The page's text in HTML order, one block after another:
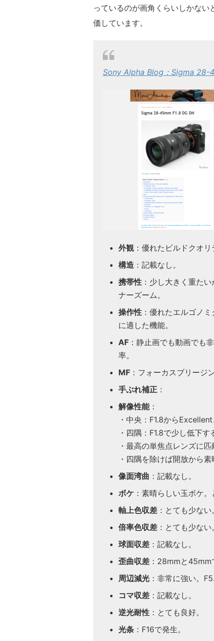
っているのが画角くらいしかな
価しています。
Sony Alpha Blog：Sigma 28-
外観：優れたビルドクオリ
構造 ：記載なし。
携帯性 ：少し大きく重た
ナーズーム。
操作性 ：優れたエルゴノ
に適した機能。
AF ：静止画でも動画でも
率。
MF ：フォーカスブリージ
手ぶれ補正 ：
解像性能：
・中央：F1.8から
・四隅：F1.8で少し低下
・最高の単焦点レンズに匹
・四隅を除けば開放から
像面湾曲 ：記載なし。
ボケ ：素晴らしい玉ボケ
軸上色収差 ：とても少ない。
倍率色収差 ：とても少ない。
球面収差 ：記載なし。
歪曲収差 ：28mmと45mm
周辺減光 ：非常に強い。
コマ収差 ：記載なし。
逆光耐性 ：とても良好。
光条 ：F16で発生。